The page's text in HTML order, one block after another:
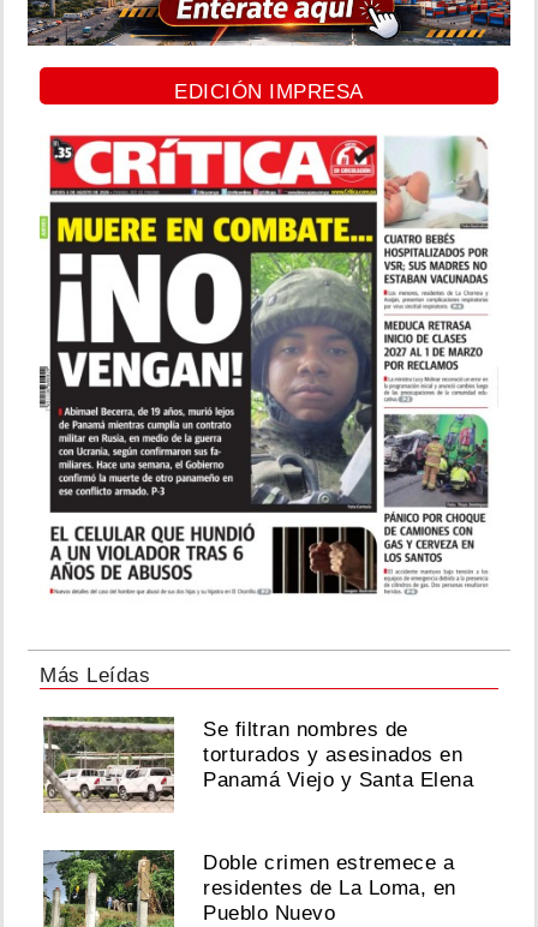
EDICIÓN IMPRESA
Más Leídas
Se filtran nombres de
torturados y asesinados en
Panamá Viejo y Santa Elena
Doble crimen estremece a
residentes de La Loma, en
Pueblo Nuevo